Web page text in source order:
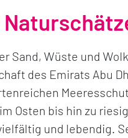
Sand, Wüste und
des Emirats Abu
Osten bis hin zu
und lebendig.